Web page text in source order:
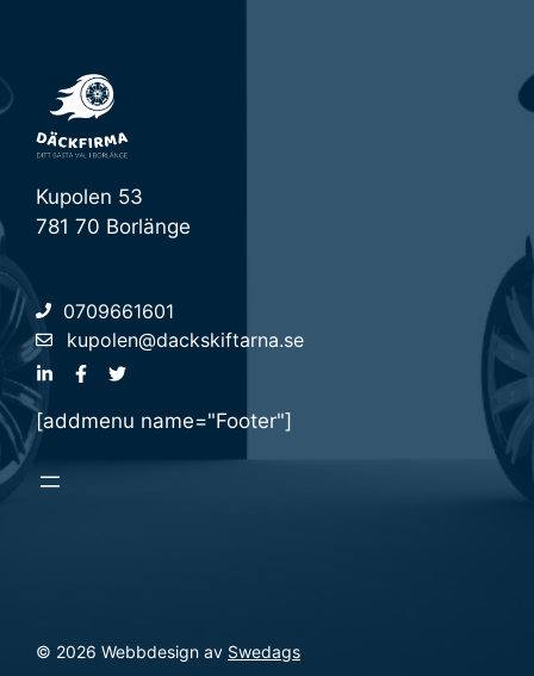
Kupolen 53
781 70 Borlänge
0709661601
kupolen@dackskiftarna.se
[addmenu name="Footer"]
© 2026 Webbdesign av Swedags